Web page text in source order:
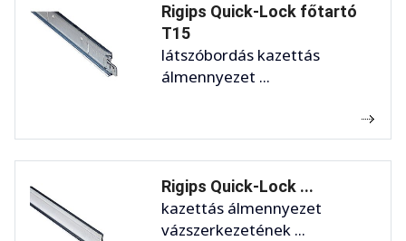
Rigips Quick-Lock főtartó
T15
látszóbordás kazettás
álmennyezet ...
Rigips Quick-Lock ...
kazettás álmennyezet
vázszerkezetének ...